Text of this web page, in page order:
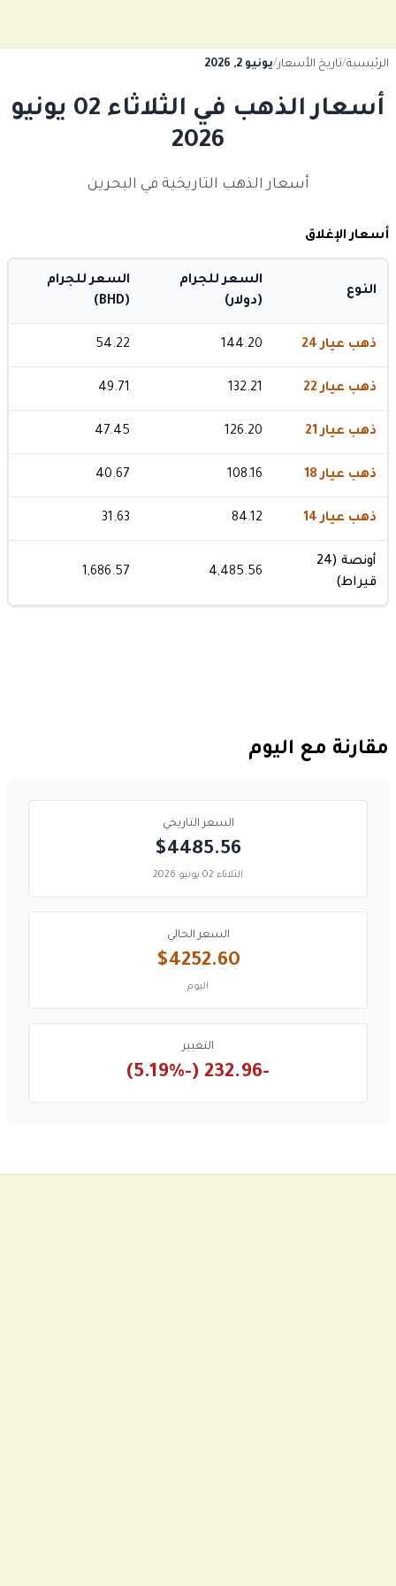
الرئيسية/تاريخ الأسعار/يونيو 2, 2026
أسعار الذهب في الثلاثاء 02 يونيو
2026
أسعار الذهب التاريخية في البحرين
أسعار الإغلاق
النوع
السعر للجرام
(دولار)
السعر للجرام
(BHD)
ذهب عيار 24 144.20
54.22
ذهب عيار 22 132.21
49.71
ذهب عيار 21 126.20
47.45
ذهب عيار 18 108.16
40.67
ذهب عيار 14 84.12
31.63
أونصة (24
قيراط)
4,485.56
1,686.57
مقارنة مع اليوم
السعر التاريخي
$4485.56
الثلاثاء 02 يونيو 2026
السعر الحالي
$4252.60
اليوم
التغيير
-232.96 (-5.19%)